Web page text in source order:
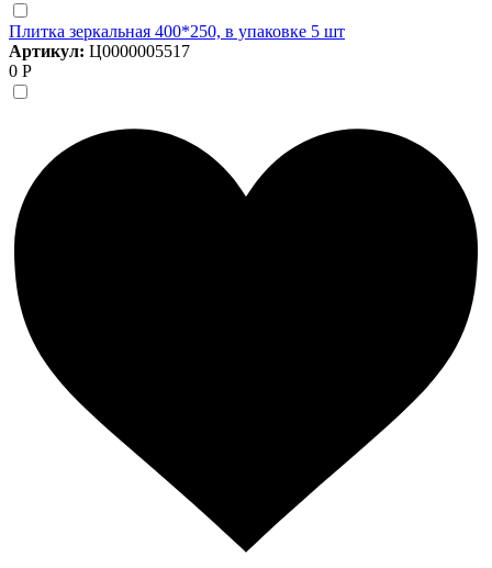
Плитка зеркальная 400*250, в упаковке 5 шт
Артикул: Ц0000005517
0 Р